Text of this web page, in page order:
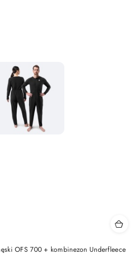
OFS 700 + kombinezon Underfleece